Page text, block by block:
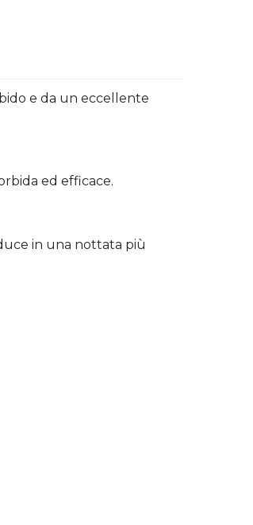
e da un eccellente
ed efficace.
in una nottata più